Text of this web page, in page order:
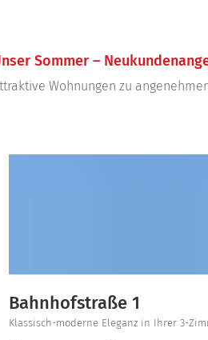
der
der Dresdener Straße
das Albert-
Sommer –
Wohnungen zu
Bahnhofstraße 1
Klassisch-moderne Eleganz in Ihrer 3-